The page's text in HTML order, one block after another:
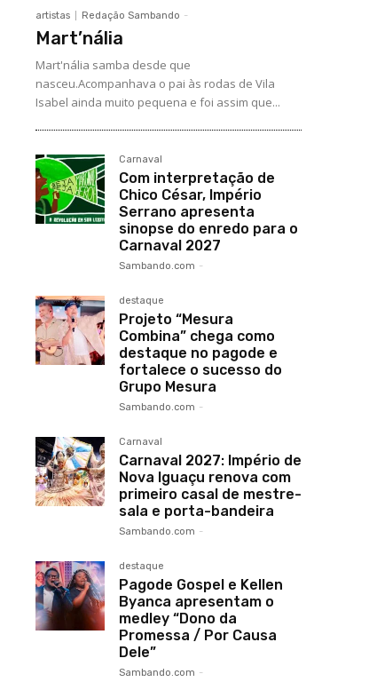
artistas Redação Sambando -
Mart’nália
Mart'nália samba desde que
nasceu.Acompanhava o pai às rodas de Vila
Isabel ainda muito pequena e foi assim que...
Carnaval
Com interpretação de
Chico César, Império
Serrano apresenta
sinopse do enredo para o
Carnaval 2027
Sambando.com -
destaque
Projeto “Mesura
Combina” chega como
destaque no pagode e
fortalece o sucesso do
Grupo Mesura
Sambando.com -
Carnaval
Carnaval 2027: Império de
Nova Iguaçu renova com
primeiro casal de mestre-
sala e porta-bandeira
Sambando.com -
destaque
Pagode Gospel e Kellen
Byanca apresentam o
medley “Dono da
Promessa / Por Causa
Dele”
Sambando.com -